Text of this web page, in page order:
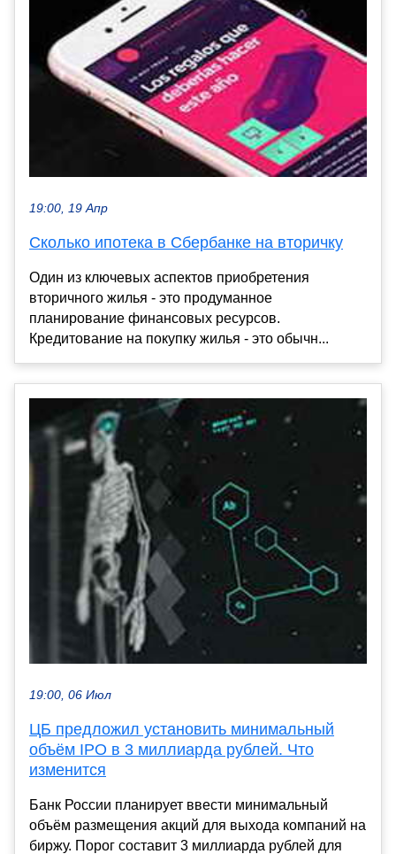
19:00, 19 Апр
Сколько ипотека в Сбербанке на вторичку
Один из ключевых аспектов приобретения
вторичного жилья - это продуманное
планирование финансовых ресурсов.
Кредитование на покупку жилья - это обычн...
19:00, 06 Июл
ЦБ предложил установить минимальный
объём IPO в 3 миллиарда рублей. Что
изменится
Банк России планирует ввести минимальный
объём размещения акций для выхода компаний на
биржу. Порог составит 3 миллиарда рублей для